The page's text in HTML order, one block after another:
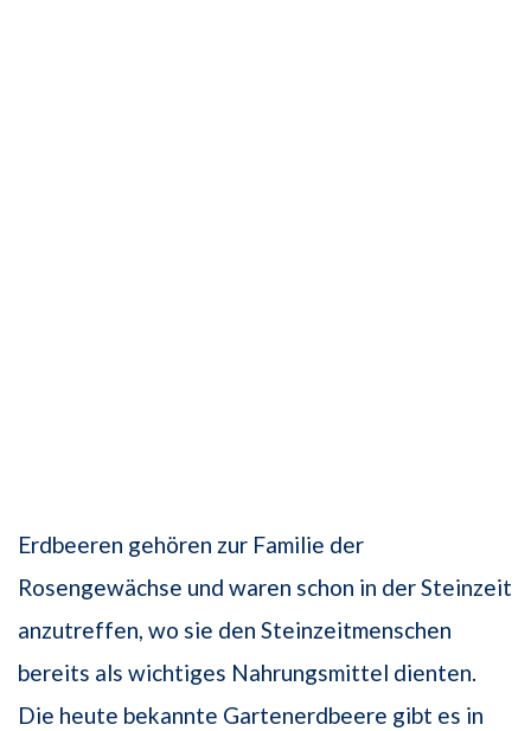
Erdbeeren gehören zur Familie der
Rosengewächse und waren schon in der Steinzeit
anzutreffen, wo sie den Steinzeitmenschen
bereits als wichtiges Nahrungsmittel dienten.
Die heute bekannte Gartenerdbeere gibt es in